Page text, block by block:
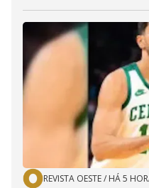
REVISTA OESTE/ HÁ 5